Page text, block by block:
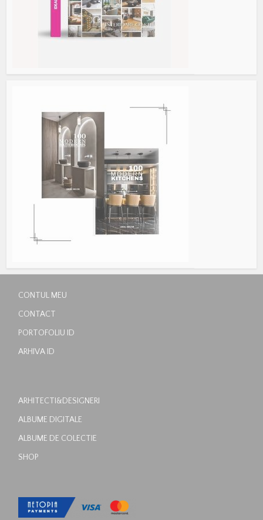
CONTUL MEU
CONTACT
PORTOFOLIU ID
ARHIVA ID
ARHITECTI&DESIGNERI
ALBUME DIGITALE
ALBUME DE COLECTIE
SHOP